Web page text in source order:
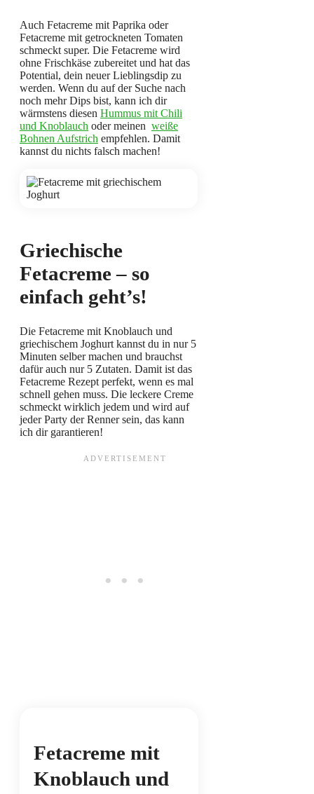
Auch Fetacreme mit Paprika oder
Fetacreme mit getrockneten Tomaten
schmeckt super. Die Fetacreme wird
ohne Frischkäse zubereitet und hat das
Potential, dein neuer Lieblingsdip zu
werden. Wenn du auf der Suche nach
noch mehr Dips bist, kann ich dir
wärmstens diesen Hummus mit Chili
und Knoblauch oder meinen weiße
Bohnen Aufstrich empfehlen. Damit
kannst du nichts falsch machen!
Griechische
Fetacreme – so
einfach geht’s!
Die Fetacreme mit Knoblauch und
griechischem Joghurt kannst du in nur 5
Minuten selber machen und brauchst
dafür auch nur 5 Zutaten. Damit ist das
Fetacreme Rezept perfekt, wenn es mal
schnell gehen muss. Die leckere Creme
schmeckt wirklich jedem und wird auf
jeder Party der Renner sein, das kann
ich dir garantieren!
Fetacreme mit
Knoblauch und